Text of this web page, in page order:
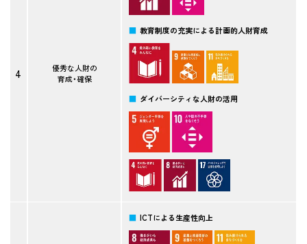
4
優秀な人財の
育成・確保
教育制度の充実による計画的人財育成
ダイバーシティな人財の活用
ICTによる生産性向上